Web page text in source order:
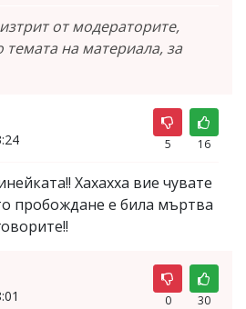
от модераторите,
на материала, за
5 16
Хахахха вие чувате
пробождане е била мъртва
0 30